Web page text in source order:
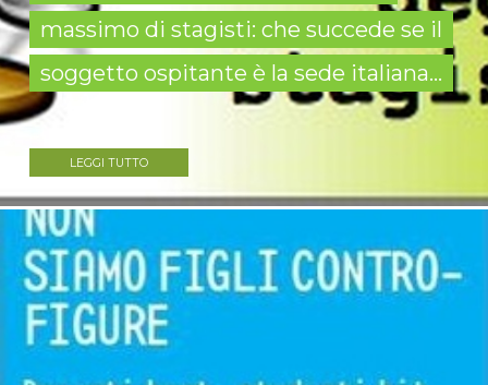
massimo di stagisti: che succede se il
soggetto ospitante è la sede italiana...
LEGGI TUTTO